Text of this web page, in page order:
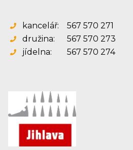
kancelář:
567 570 271
družina:
567 570 273
jídelna:
567 570 274